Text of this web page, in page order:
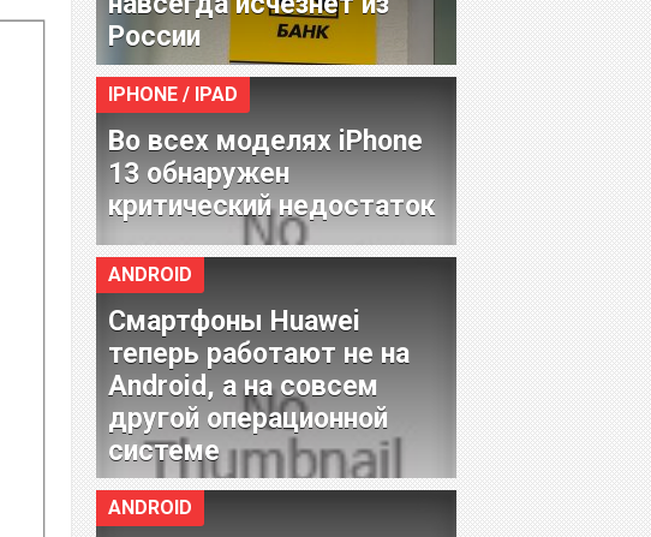
России
IPHONE / IPAD
Во всех моделях iPhone
13 обнаружен
критический недостаток
ANDROID
Смартфоны Huawei
теперь работают не на
Android, а на совсем
другой операционной
системе
ANDROID